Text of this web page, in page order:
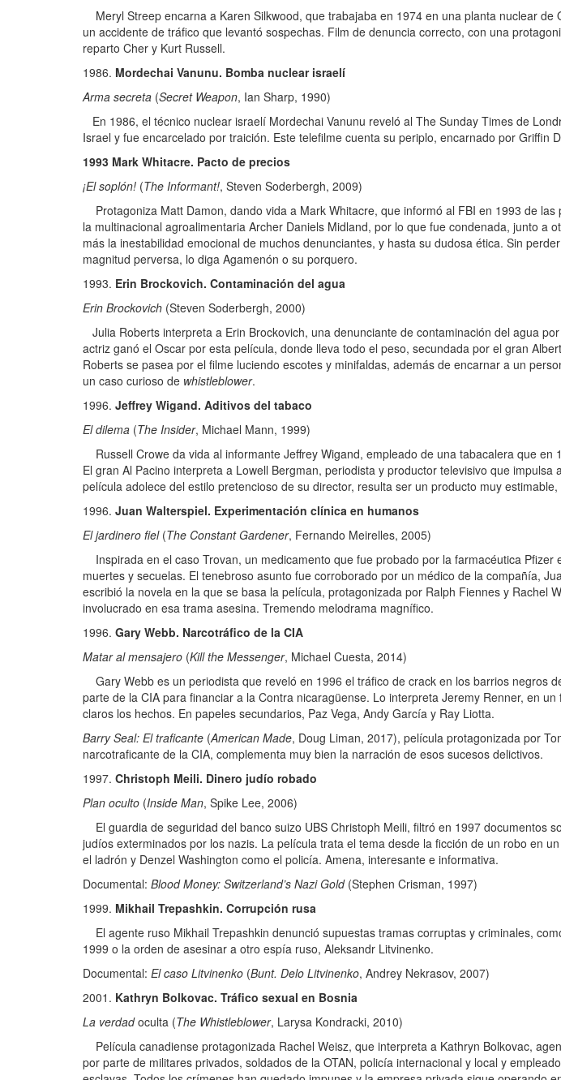
Meryl Streep encarna a Karen Silkwood, que trabajaba en 1974 en una planta nuclear de
un accidente de tráfico que levantó sospechas. Film de denuncia correcto, con una
reparto Cher y Kurt Russell.
Mordechai Vanunu. Bomba nuclear israelí
Arma secreta (Secret Weapon, Ian Sharp, 1990)
En 1986, el técnico nuclear israelí Mordechai Vanunu reveló al The Sunday Times de
Israel y fue encarcelado por traición. Este telefilme cuenta su periplo, encarnado por Griffin
1993 Mark Whitacre. Pacto de precios
¡El soplón! (The Informant!, Steven Soderbergh, 2009)
Protagoniza Matt Damon, dando vida a Mark Whitacre, que informó al FBI en 1993 de
la multinacional agroalimentaria Archer Daniels Midland, por lo que fue condenada, junto a
más la inestabilidad emocional de muchos denunciantes, y hasta su dudosa ética. Sin
magnitud perversa, lo diga Agamenón o su porquero.
Erin Brockovich. Contaminación del agua
Erin Brockovich (Steven Soderbergh, 2000)
Julia Roberts interpreta a Erin Brockovich, una denunciante de contaminación del agua
actriz ganó el Oscar por esta película, donde lleva todo el peso, secundada por el gran
Roberts se pasea por el filme luciendo escotes y minifaldas, además de encarnar a un
un caso curioso de whistleblower.
Jeffrey Wigand. Aditivos del tabaco
El dilema (The Insider, Michael Mann, 1999)
Russell Crowe da vida al informante Jeffrey Wigand, empleado de una tabacalera que en
El gran Al Pacino interpreta a Lowell Bergman, periodista y productor televisivo que
película adolece del estilo pretencioso de su director, resulta ser un producto muy
Juan Walterspiel. Experimentación clínica en humanos
El jardinero fiel(The Constant Gardener, Fernando Meirelles, 2005)
Inspirada en el caso Trovan, un medicamento que fue probado por la farmacéutica
muertes y secuelas. El tenebroso asunto fue corroborado por un médico de la compañía,
escribió la novela en la que se basa la película, protagonizada por Ralph Fiennes y Rachel
involucrado en esa trama asesina. Tremendo melodrama magnífico.
Gary Webb. Narcotráfico de la CIA
Matar al mensajero (Kill the Messenger, Michael Cuesta, 2014)
Gary Webb es un periodista que reveló en 1996 el tráfico de crack en los barrios negros
parte de la CIA para financiar a la Contra nicaragüense. Lo interpreta Jeremy Renner, en
claros los hechos. En papeles secundarios, Paz Vega, Andy García y Ray Liotta.
Barry Seal: El traficante (American Made, Doug Liman, 2017), película protagonizada por
narcotraficante de la CIA, complementa muy bien la narración de esos sucesos delictivos.
Christoph Meili. Dinero judío robado
Plan oculto (Inside Man, Spike Lee, 2006)
El guardia de seguridad del banco suizo UBS Christoph Meili, filtró en 1997 documentos
judíos exterminados por los nazis. La película trata el tema desde la ficción de un robo en
el ladrón y Denzel Washington como el policía. Amena, interesante e informativa.
Documental: Blood Money: Switzerland’s Nazi Gold(Stephen Crisman, 1997)
Mikhail Trepashkin. Corrupción rusa
El agente ruso Mikhail Trepashkin denunció supuestas tramas corruptas y criminales,
1999 o la orden de asesinar a otro espía ruso, Aleksandr Litvinenko.
Documental: El caso Litvinenko (Bunt. Delo Litvinenko, Andrey Nekrasov, 2007)
Kathryn Bolkovac. Tráfico sexual en Bosnia
La verdadoculta (The Whistleblower, Larysa Kondracki, 2010)
Película canadiense protagonizada Rachel Weisz, que interpreta a Kathryn Bolkovac,
por parte de militares privados, soldados de la OTAN, policía internacional y local y